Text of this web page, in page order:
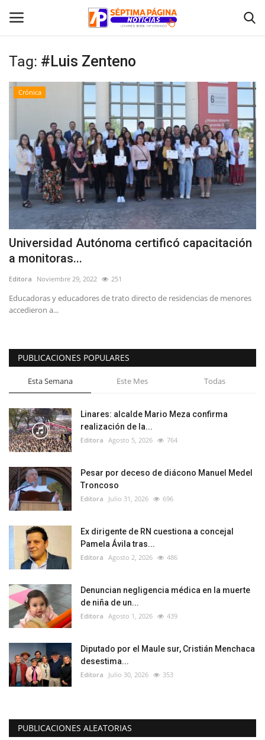
Inicio
Policial
Tribunales
Deporte
Política
Espectáculos
Tag: #Luis Zenteno
Crónica
Universidad Autónoma certificó capacitación
a monitoras...
Editora Noviembre 29, 2022 251
Educadoras y educadores de trato directo de residencias de menores
accedieron a...
PUBLICACIONES POPULARES
Esta Semana Este Mes Todas
Linares: alcalde Mario Meza confirma
realización de la...
Editora Agosto 5, 2026 764
Pesar por deceso de diácono Manuel Medel
Troncoso
Editora Julio 31, 2026 696
Ex dirigente de RN cuestiona a concejal
Pamela Ávila tras...
Editora Agosto 2, 2026 486
Denuncian negligencia médica en la muerte
de niña de un...
Editora Agosto 1, 2026 439
Diputado por el Maule sur, Cristián Menchaca
desestima...
Editora Julio 30, 2026 353
PUBLICACIONES ALEATORIAS